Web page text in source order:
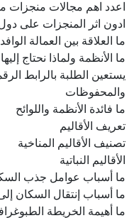
اعدد اهم مجالات منجزات
ادون اثر المنجزات على
ما العلاقة بين العمالة
ما الأنظمة ولماذا نحتاج إليها
يستعين الطلبة بالرابط
والمحفوظات
ما فائدة الأنظمة واللوائح
تعريف الأقاليم
تصنيف الأقاليم المناخية
الأقاليم النباتية
ما أسباب عوامل جذب
ما أسباب إنتقال السكان
ما أهيمة الخريطة